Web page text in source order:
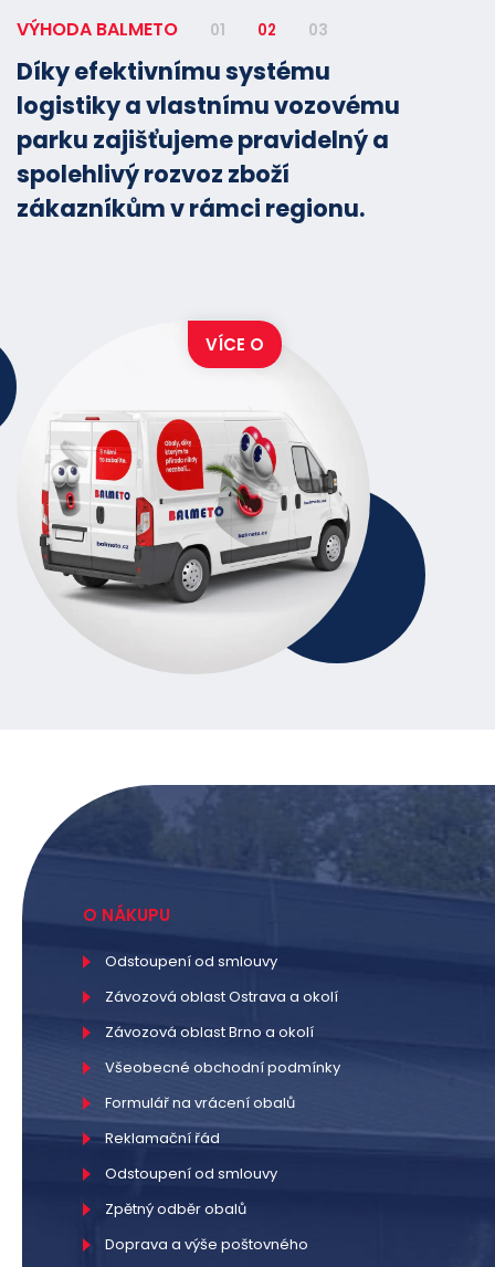
VÝHODA BALMETO 01 02 03
Díky efektivnímu systému
logistiky a vlastnímu vozovému
parku zajišťujeme pravidelný a
spolehlivý rozvoz zboží
zákazníkům v rámci regionu.
VÍCE O
O NÁKUPU
Odstoupení od smlouvy
Závozová oblast Ostrava a okolí
Závozová oblast Brno a okolí
Všeobecné obchodní podmínky
Formulář na vrácení obalů
Reklamační řád
Odstoupení od smlouvy
Zpětný odběr obalů
Doprava a výše poštovného